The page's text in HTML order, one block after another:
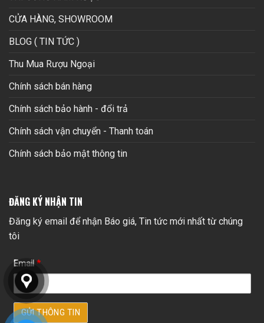
CỬA HÀNG, SHOWROOM
BLOG ( TIN TỨC )
Thu Mua Rượu Ngoại
Chính sách bán hàng
Chính sách bảo hành - đổi trả
Chính sách vận chuyển - Thanh toán
Chính sách bảo mật thông tin
ĐĂNG KÝ NHẬN TIN
Đăng ký email để nhận Báo giá, Tin tức mới nhất từ chúng
tôi
Email *